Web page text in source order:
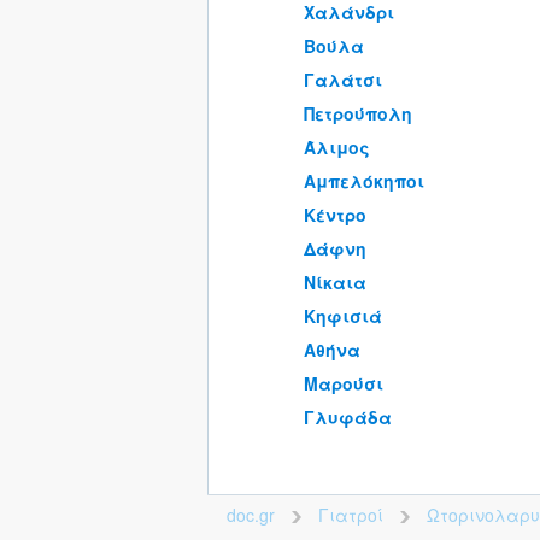
Χαλάνδρι
Βούλα
Γαλάτσι
Πετρούπολη
Άλιμος
Αμπελόκηποι
Κέντρο
Δάφνη
Νίκαια
Κηφισιά
Αθήνα
Μαρούσι
Γλυφάδα
doc.gr >Γιατροί >